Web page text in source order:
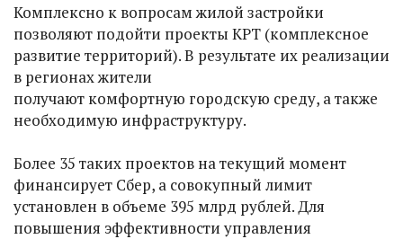
Комплексно к вопросам жилой застройки
позволяют подойти проекты КРТ (комплексное
развитие территорий). В результате их реализации
в регионах жители
получают комфортную городскую среду, а также
необходимую инфраструктуру.
Более 35 таких проектов на текущий момент
финансирует Сбер, а совокупный лимит
установлен в объеме 395 млрд рублей. Для
повышения эффективности управления